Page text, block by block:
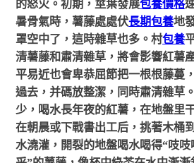
的怒火。初期，莖葉發展包養價格
暑骨氣時 ，薯藤處處伏長期包養地
罩空中了，這時雜草也多。村包養
清薯藤和肅清雜草，將會影響紅薯
平易近也會卑恭屈節把一根根藤蔓
過去，并碼放整潔，同時肅清雜草
少，喝水長年夜的紅薯，在地盤里
在朝晨或下戰書出工后，挑著木桶
水澆灌，開裂的地盤喝水喝得“吱吱